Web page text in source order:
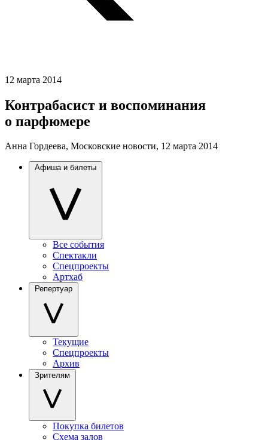
12 марта 2014
Контрабасист и воспоминания
о парфюмере
Анна Гордеева, Московские новости, 12 марта 2014
Афиша и билеты
Все события
Спектакли
Спецпроекты
Артхаб
Репертуар
Текущие
Спецпроекты
Архив
Зрителям
Покупка билетов
Схема залов